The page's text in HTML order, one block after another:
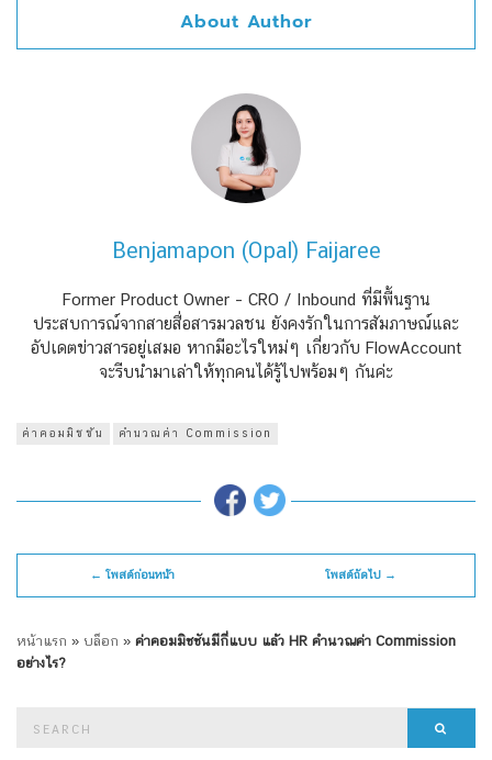
About Author
Benjamapon (Opal) Faijaree
Former Product Owner – CRO / Inbound ที่มีพื้นฐาน
ประสบการณ์จากสายสื่อสารมวลชน ยังคงรักในการสัมภาษณ์และ
อัปเดตข่าวสารอยู่เสมอ หากมีอะไรใหม่ๆ เกี่ยวกับ FlowAccount
จะรีบนำมาเล่าให้ทุกคนได้รู้ไปพร้อมๆ กันค่ะ
ค่าคอมมิชชัน คำนวณค่า Commission
← โพสต์ก่อนหน้า โพสต์ถัดไป →
หน้าแรก » บล็อก » ค่าคอมมิชชันมีกี่แบบ แล้ว HR คำนวณค่า Commission
อย่างไร?